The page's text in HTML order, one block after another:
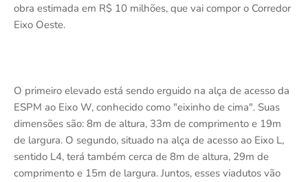
obra estimada em R$ 10 milhões, que vai compor o Corredor
Eixo Oeste.
O primeiro elevado está sendo erguido na alça de acesso da
ESPM ao Eixo W, conhecido como "eixinho de cima". Suas
dimensões são: 8m de altura, 33m de comprimento e 19m
de largura. O segundo, situado na alça de acesso ao Eixo L,
sentido L4, terá também cerca de 8m de altura, 29m de
comprimento e 15m de largura. Juntos, esses viadutos vão